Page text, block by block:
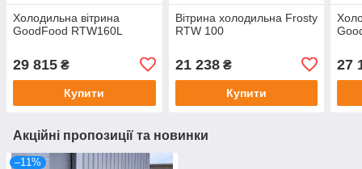
Холодильна вітрина
GoodFood RTW160L
29 815 ₴
Купити
Вітрина холодильна Frosty
RTW 100
21 238₴
Купити
27
Акційні пропозиції та новинки
–11%